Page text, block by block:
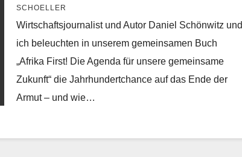
SCHOELLER
Wirtschaftsjournalist und Autor Daniel Schönwitz und
ich beleuchten in unserem gemeinsamen Buch
„Afrika First! Die Agenda für unsere gemeinsame
Zukunft“ die Jahrhundertchance auf das Ende der
Armut – und wie…